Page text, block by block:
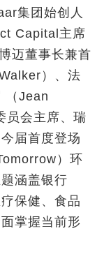
集团始创人
Capital主席
迈董事长兼首
）、法
（Jean
员会主席、瑞
届首度登场
）环
涵盖银行
保健、食品
掌握当前形